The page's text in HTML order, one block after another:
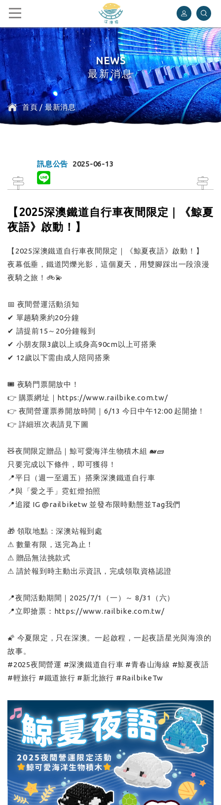
深澳鐵道自行車
NEWS
最新消息
首頁/最新消息
訊息公告 2025-06-13
【2025深澳鐵道自行車夜間限定｜《鯨夏
夜語》啟動！】
【2025深澳鐵道自行車夜間限定｜《鯨夏夜語》啟動！】
夜幕低垂，鐵道閃爍光影，這個夏天，用雙腳踩出一段浪漫
夜騎之旅！🚲💫
📅 夜間營運活動須知
✔ 單趟騎乘約20分鐘
✔ 請提前15～20分鐘報到
✔ 小朋友限3歲以上或身高90cm以上可搭乘
✔ 12歲以下需由成人陪同搭乘
🎟 夜騎門票開放中！
👉 購票網址｜https://www.railbike.com.tw/
👉 夜間營運票券開放時間｜6/13 今日中午12:00 起開搶！
👉 詳細班次表請見下圖
🧸夜間限定贈品｜鯨可愛海洋生物積木組 🐋🧱
只要完成以下條件，即可獲得！
📍平日（週一至週五）搭乘深澳鐵道自行車
📍與「愛之手」霓虹燈拍照
📍追蹤 IG @railbiketw 並發布限時動態並Tag我們
🎁 領取地點：深澳站報到處
⚠ 數量有限，送完為止！
⚠ 贈品無法挑款式
⚠ 請於報到時主動出示資訊，完成領取資格認證
📍夜間活動期間｜2025/7/1（一）～ 8/31（六）
📍立即搶票：https://www.railbike.com.tw/
🌠 今夏限定，只在深澳。一起啟程，一起夜語星光與海浪的
故事。
#2025夜間營運 #深澳鐵道自行車 #青春山海線 #鯨夏夜語
#輕旅行 #鐵道旅行 #新北旅行 #RailbikeTw